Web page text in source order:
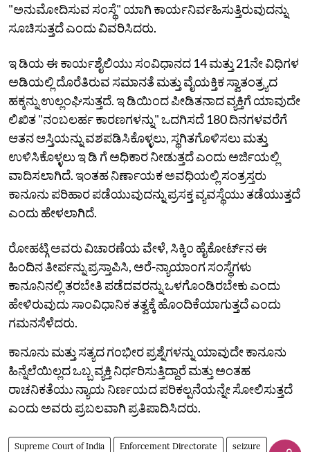
"ಅನುಮೋದಿಸುವ ಸಂಸ್ಥೆ" ಯಾಗಿ ಕಾರ್ಯನಿರ್ವಹಿಸುತ್ತಿರುವುದನ್ನು
ಸೂಚಿಸುತ್ತದೆ ಎಂದು ವಿವರಿಸಿದರು.
ಇ ಡಿಯ ಈ ಕಾರ್ಯಶೈಲಿಯು ಸಂವಿಧಾನದ 14 ಮತ್ತು 21ನೇ ವಿಧಿಗಳ
ಅಡಿಯಲ್ಲಿ ದೊರೆತಿರುವ ಸಮಾನತೆ ಮತ್ತು ವೈಯಕ್ತಿಕ ಸ್ವಾತಂತ್ರ್ಯದ
ಹಕ್ಕನ್ನು ಉಲ್ಲಂಘಿಸುತ್ತದೆ. ಇ ಡಿಯಿಂದ ಪೀಡಿತನಾದ ವ್ಯಕ್ತಿಗೆ ಯಾವುದೇ
ಲಿಖಿತ "ನಂಬಲರ್ಹ ಕಾರಣಗಳನ್ನು" ಒದಗಿಸದೆ 180 ದಿನಗಳವರೆಗೆ
ಆತನ ಆಸ್ತಿಯನ್ನು ವಶಪಡಿಸಿಕೊಳ್ಳಲು, ಸ್ಥಗಿತಗೊಳಿಸಲು ಮತ್ತು
ಉಳಿಸಿಕೊಳ್ಳಲು ಇ ಡಿ ಗೆ ಅಧಿಕಾರ ನೀಡುತ್ತದೆ ಎಂದು ಅರ್ಜಿಯಲ್ಲಿ
ವಾದಿಸಲಾಗಿದೆ. ಇಂತಹ ನಿರ್ಣಾಯಕ ಅವಧಿಯಲ್ಲಿ ಸಂತ್ರಸ್ತರು
ಕಾನೂನು ಪರಿಹಾರ ಪಡೆಯುವುದನ್ನು ಪ್ರಸಕ್ತ ವ್ಯವಸ್ಥೆಯು ತಡೆಯುತ್ತದೆ
ಎಂದು ಹೇಳಲಾಗಿದೆ.
ರೋಹಟ್ಗಿ ಅವರು ವಿಚಾರಣೆಯ ವೇಳೆ, ಸಿಕ್ಕಿಂ ಹೈಕೋರ್ಟ್‌ನ ಈ
ಹಿಂದಿನ ತೀರ್ಪನ್ನು ಪ್ರಸ್ತಾಪಿಸಿ, ಅರೆ-ನ್ಯಾಯಾಂಗ ಸಂಸ್ಥೆಗಳು
ಕಾನೂನಿನಲ್ಲಿ ತರಬೇತಿ ಪಡೆದವರನ್ನು ಒಳಗೊಂಡಿರಬೇಕು ಎಂದು
ಹೇಳಿರುವುದು ಸಾಂವಿಧಾನಿಕ ತತ್ವಕ್ಕೆ ಹೊಂದಿಕೆಯಾಗುತ್ತದೆ ಎಂದು
ಗಮನಸೆಳೆದರು.
ಕಾನೂನು ಮತ್ತು ಸತ್ಯದ ಗಂಭೀರ ಪ್ರಶ್ನೆಗಳನ್ನು ಯಾವುದೇ ಕಾನೂನು
ಹಿನ್ನೆಲೆಯಿಲ್ಲದ ಒಬ್ಬ ವ್ಯಕ್ತಿ ನಿರ್ಧರಿಸುತ್ತಿದ್ದಾರೆ ಮತ್ತು ಅಂತಹ
ರಾಚನಿಕತೆಯು ನ್ಯಾಯ ನಿರ್ಣಯದ ಪರಿಕಲ್ಪನೆಯನ್ನೇ ಸೋಲಿಸುತ್ತದೆ
ಎಂದು ಅವರು ಪ್ರಬಲವಾಗಿ ಪ್ರತಿಪಾದಿಸಿದರು.
Supreme Court of India Enforcement Directorate seizure